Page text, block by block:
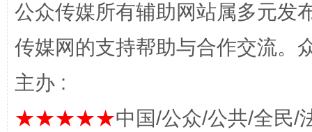
公众传媒所有辅助网站属多元发
传媒网的支持帮助与合作交流。
主办 :
★★★★★中国/公众/公共/全民/